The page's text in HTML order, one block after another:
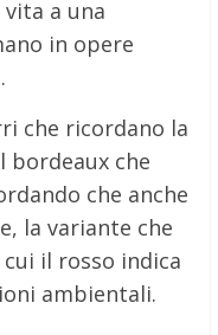
a una
in opere
che ricordano la
bordeaux che
che anche
la variante che
il rosso indica
ambientali.